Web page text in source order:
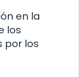
en la
los
por los